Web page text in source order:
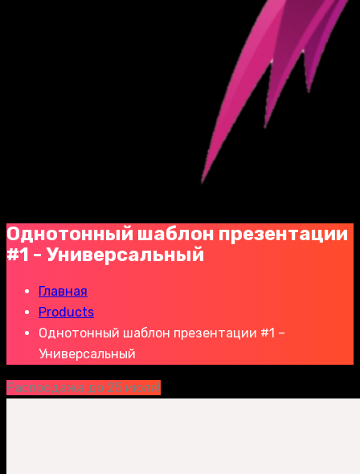
Однотонный шаблон презентации
#1 - Универсальный
Главная
Products
Однотонный шаблон презентации #1 –
Универсальный
Распродажа до 25 июля!